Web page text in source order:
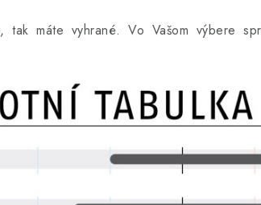
máte vyhrané. Vo Vašom výbere